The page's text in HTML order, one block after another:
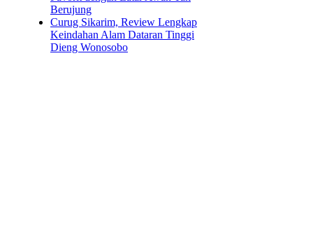
Berujung
Curug Sikarim, Review Lengkap
Keindahan Alam Dataran Tinggi
Dieng Wonosobo